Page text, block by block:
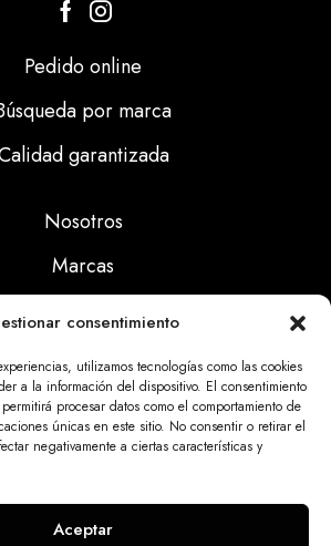
consentimiento
utilizamos tecnologías como las cookies
a la información del dispositivo. El consentimiento
procesar datos como el comportamiento de
únicas en este sitio. No consentir o retirar el
negativamente a ciertas características y
Aceptar
Pedido online
por marca
garantizada
Nosotros
Marcas
Noticias
Aviso Legal
Politicas Cookies